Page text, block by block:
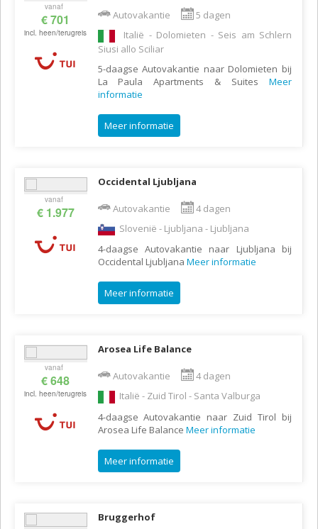
vanaf
€ 701
incl. heen/terugreis
Autovakantie
5 dagen
Italië - Dolomieten - Seis am Schlern
Siusi allo Sciliar
5-daagse Autovakantie naar Dolomieten bij
La Paula Apartments & Suites Meer
informatie
Meer informatie
vanaf
€ 1.977
Occidental Ljubljana
Autovakantie
4 dagen
Slovenië - Ljubljana - Ljubljana
4-daagse Autovakantie naar Ljubljana bij
Occidental Ljubljana Meer informatie
Meer informatie
vanaf
€ 648
incl. heen/terugreis
Arosea Life Balance
Autovakantie
4 dagen
Italië - Zuid Tirol - Santa Valburga
4-daagse Autovakantie naar Zuid Tirol bij
Arosea Life Balance Meer informatie
Meer informatie
Bruggerhof